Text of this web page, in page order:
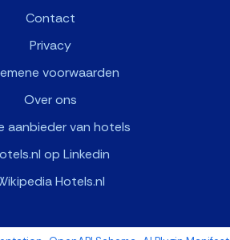
Contact
Privacy
voorwaarden
Over ons
aanbieder van hotels
op Linkedin
Hotels.nl